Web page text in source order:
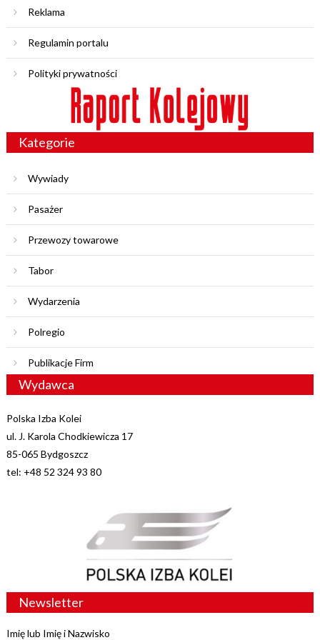
Reklama
Regulamin portalu
Polityki prywatności
Kategorie
Wywiady
Pasażer
Przewozy towarowe
Tabor
Wydarzenia
Polregio
Publikacje Firm
Wydawca
Polska Izba Kolei
ul. J. Karola Chodkiewicza 17
85-065 Bydgoszcz
tel: +48 52 324 93 80
Newsletter
Imię lub Imię i Nazwisko